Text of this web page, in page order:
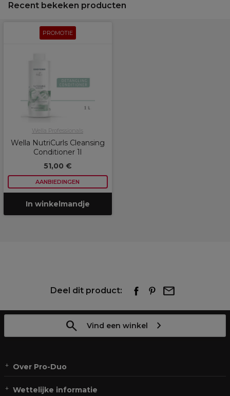
Recent bekeken producten
PROMOTIE
Wella Professionals
Wella NutriCurls Cleansing
Conditioner 1l
51,00 €
AANBIEDINGEN
In winkelmandje
Deel dit product:
Vind een winkel
Over Pro-Duo
Wettelijke informatie